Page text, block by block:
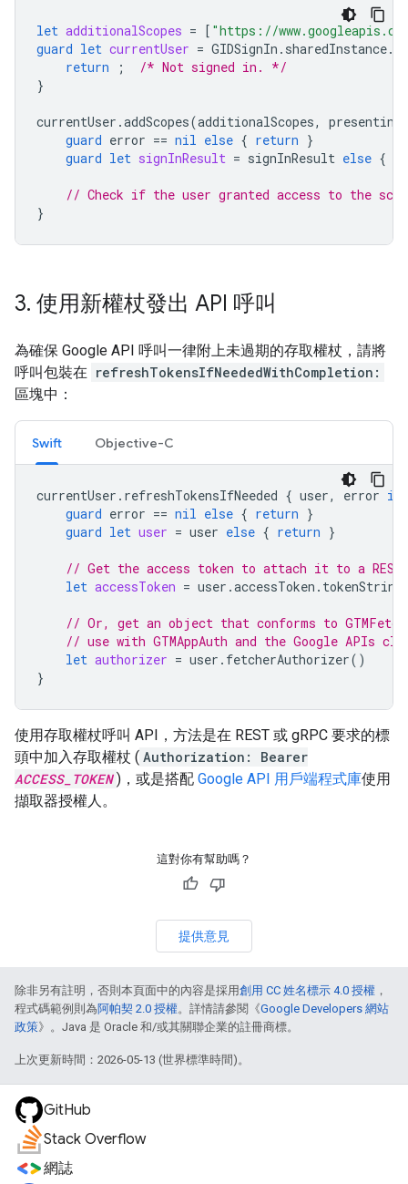
let additionalScopes = [ "https://
guard let currentUser = GIDSignIn . sharedInstance.
return
;
/* Not signed in. */
}
currentUser .addScopes(additionalScopes, presenting
guard error == nil else { return }
guard let signInResult = signInResult else {
// Check if the user granted access to the
}
3. 使用新權杖發出 API 呼叫
為確保 Google API 呼叫一律附上未過期的存取權杖，請將
呼叫包裝在 refreshTokensIfNeededWithCompletion:
區塊中：
Swift Objective-C
currentUser . refreshTokensIfNeeded { user, error in
guard error == nil else { return }
guard let user = user else { return }
// Get the access token to attach it to a REST
let accessToken = user .accessToken . tokenString
// Or, get an object that conforms to
// use with GTMAppAuth and the Google APIs
let authorizer = user . fetcherAuthorizer()
}
使用存取權杖呼叫 API，方法是在 REST 或 gRPC 要求的標
頭中加入存取權杖 ( Authorization: Bearer
ACCESS_TOKEN )，或是搭配 Google API 用戶端程式庫使用
擷取器授權人。
這對你有幫助嗎？
提供意見
除非另有註明，否則本頁面中的內容是採用創用 CC 姓名標示 4.0 授權 ，
程式碼範例則為阿帕契 2.0 授權。詳情請參閱《Google Developers 網站
政策》。Java 是 Oracle 和/或其關聯企業的註冊商標。
上次更新時間：2026-05-13 (世界標準時間)。
GitHub
Stack Overflow
網誌